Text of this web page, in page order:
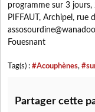
programme sur 3
PIFFAUT, Archipel,
Fouesnant
Tag(s) : #Acouphènes,
Partager cette